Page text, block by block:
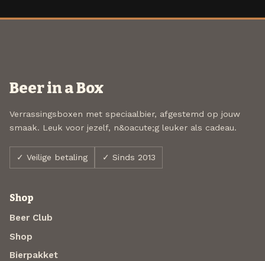
Beer in a Box
Verrassingsboxen met speciaalbier, afgestemd op jouw
smaak. Leuk voor jezelf, n&oacute;g leuker als cadeau.
✓ Veilige betaling ✓ Sinds 2013
Shop
Beer Club
Shop
Bierpakket